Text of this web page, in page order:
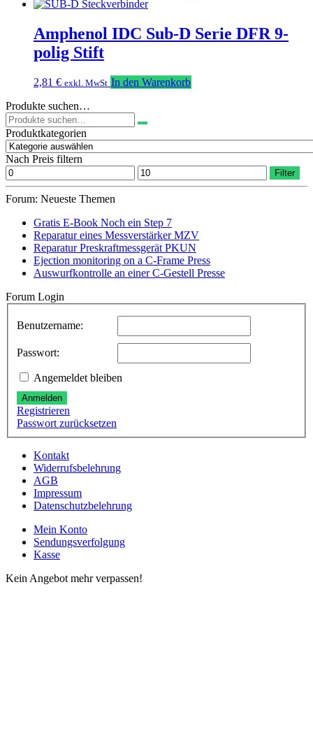
Amphenol IDC Sub-D Serie DFR 9-
polig Stift
2,81 € exkl. MwSt In den Warenkorb
Produkte suchen…
Suchen
nach:
Produktkategorien
Nach Preis filtern
Min.
Preis
Max.
Preis
Filter
Forum: Neueste Themen
Gratis E-Book Noch ein Step 7
Reparatur eines Messverstärker MZV
Reparatur Preskraftmessgerät PKUN
Ejection monitoring on a C-Frame Press
Auswurfkontrolle an einer C-Gestell Presse
Forum Login
Benutzername:
Passwort:
Angemeldet bleiben
Anmelden
Registrieren
Passwort zurücksetzen
Kontakt
Widerrufsbelehrung
AGB
Impressum
Datenschutzbelehrung
Mein Konto
Sendungsverfolgung
Kasse
Kein Angebot mehr verpassen!